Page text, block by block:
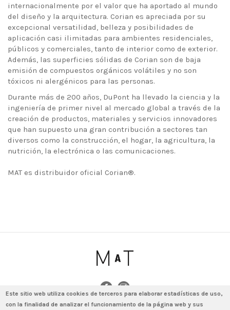
internacionalmente por el valor que ha aportado al mundo
del diseño y la arquitectura. Corian es apreciada por su
excepcional versatilidad, belleza y posibilidades de
aplicación casi ilimitadas para ambientes residenciales,
públicos y comerciales, tanto de interior como de exterior.
Además, las superficies sólidas de Corian son de baja
emisión de compuestos orgánicos volátiles y no son
tóxicos ni alergénicos para las personas.
Durante más de 200 años, DuPont ha llevado la ciencia y la
ingeniería de primer nivel al mercado global a través de la
creación de productos, materiales y servicios innovadores
que han supuesto una gran contribución a sectores tan
diversos como la construcción, el hogar, la agricultura, la
nutrición, la electrónica o las comunicaciones.
MAT es distribuidor oficial Corian®.
Este sitio web utiliza cookies de terceros para elaborar estadísticas de uso,
con la finalidad de analizar el funcionamiento de la página web y sus